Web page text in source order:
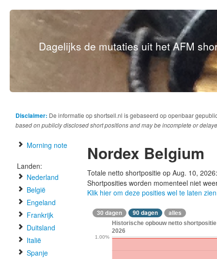
Dagelijks de mutaties uit het AFM
Disclaimer: De informatie op shortsell.nl is gebaseerd op openbaar
based on publicly disclosed short positions and may be incomplete or
Morning note
Landen:
Nederland
België
Engeland
Frankrijk
Duitsland
Italië
Spanje
Nordex Belgium
Totale netto shortpositie op Aug. 10,
Shortposities worden momenteel niet
Klik hier om deze posities wel te laten zien
30 dagen 90 dagen alles
Historische opbouw netto
2026
1.00%